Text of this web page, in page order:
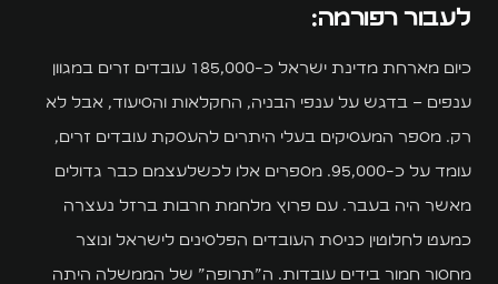
לעבור רפורמה:
כיום מארחת מדינת ישראל כ-185,000 עובדים זרים במגוון
ענפים – בדגש על ענפי הבניה, החקלאות והסיעוד, אבל לא
רק. מספר המעסיקים בעלי היתרים להעסקת עובדים זרים,
עומד על כ-95,000. מספרים אלו לכשלעצמם כבר גדולים
מאשר היה בעבר. עם פרוץ מלחמת חרבות ברזל נעצרה
כמעט לחלוטין כניסת העובדים הפלסינים לישראל ונוצר
מחסור חמור בידים עובדות. ה״תרופה״ של הממשלה היתה